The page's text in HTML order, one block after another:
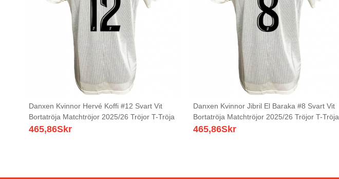
Danxen Kvinnor Hervé Koffi #12 Svart Vit
Bortatröja Matchtröjor 2025/26 Tröjor T-Tröja
465,86Skr
Danxen Kvinnor Jibril El Baraka #8 Svart Vit
Bortatröja Matchtröjor 2025/26 Tröjor T-Tröja
465,86Skr